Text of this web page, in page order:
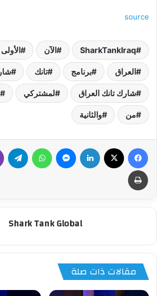
source
SharkTankIraq الآن الأولى
العراق برنامج تانك
شارك تانك العراق لمشتركي
من والثانية
فيسبوك لينكدإن ماسنجر واتساب
طباعة
Shark Tank Global
مقالات ذات صلة